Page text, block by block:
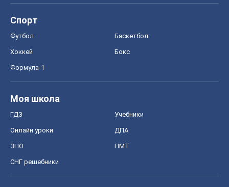
Спорт
Футбол Баскетбол
Хоккей Бокс
Формула-1
Моя школа
ГДЗ Учебники
Онлайн уроки ДПА
ЗНО НМТ
СНГ решебники